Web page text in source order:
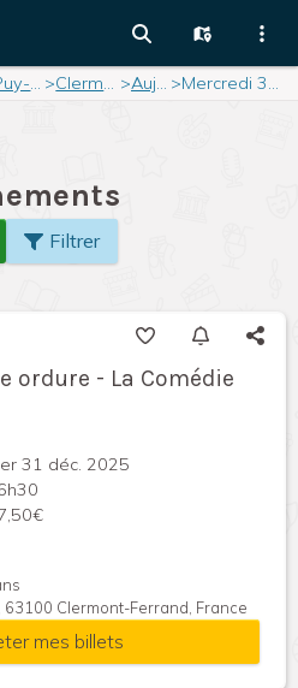
Puy-de-Dôme > Clermont-Ferrand > Aujourd'hui > Mercredi 31 décembre 2025
Filtrer
ordure - La Comédie
31 déc. 2025
63100 Clermont-Ferrand, France
mes billets